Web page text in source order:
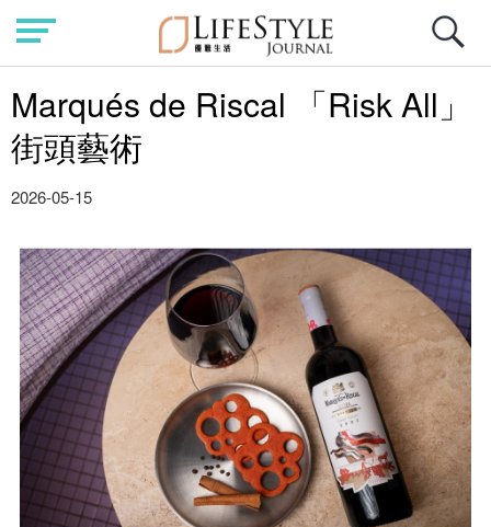
Marqués de Riscal 「Risk All」
街頭藝術
2026-05-15